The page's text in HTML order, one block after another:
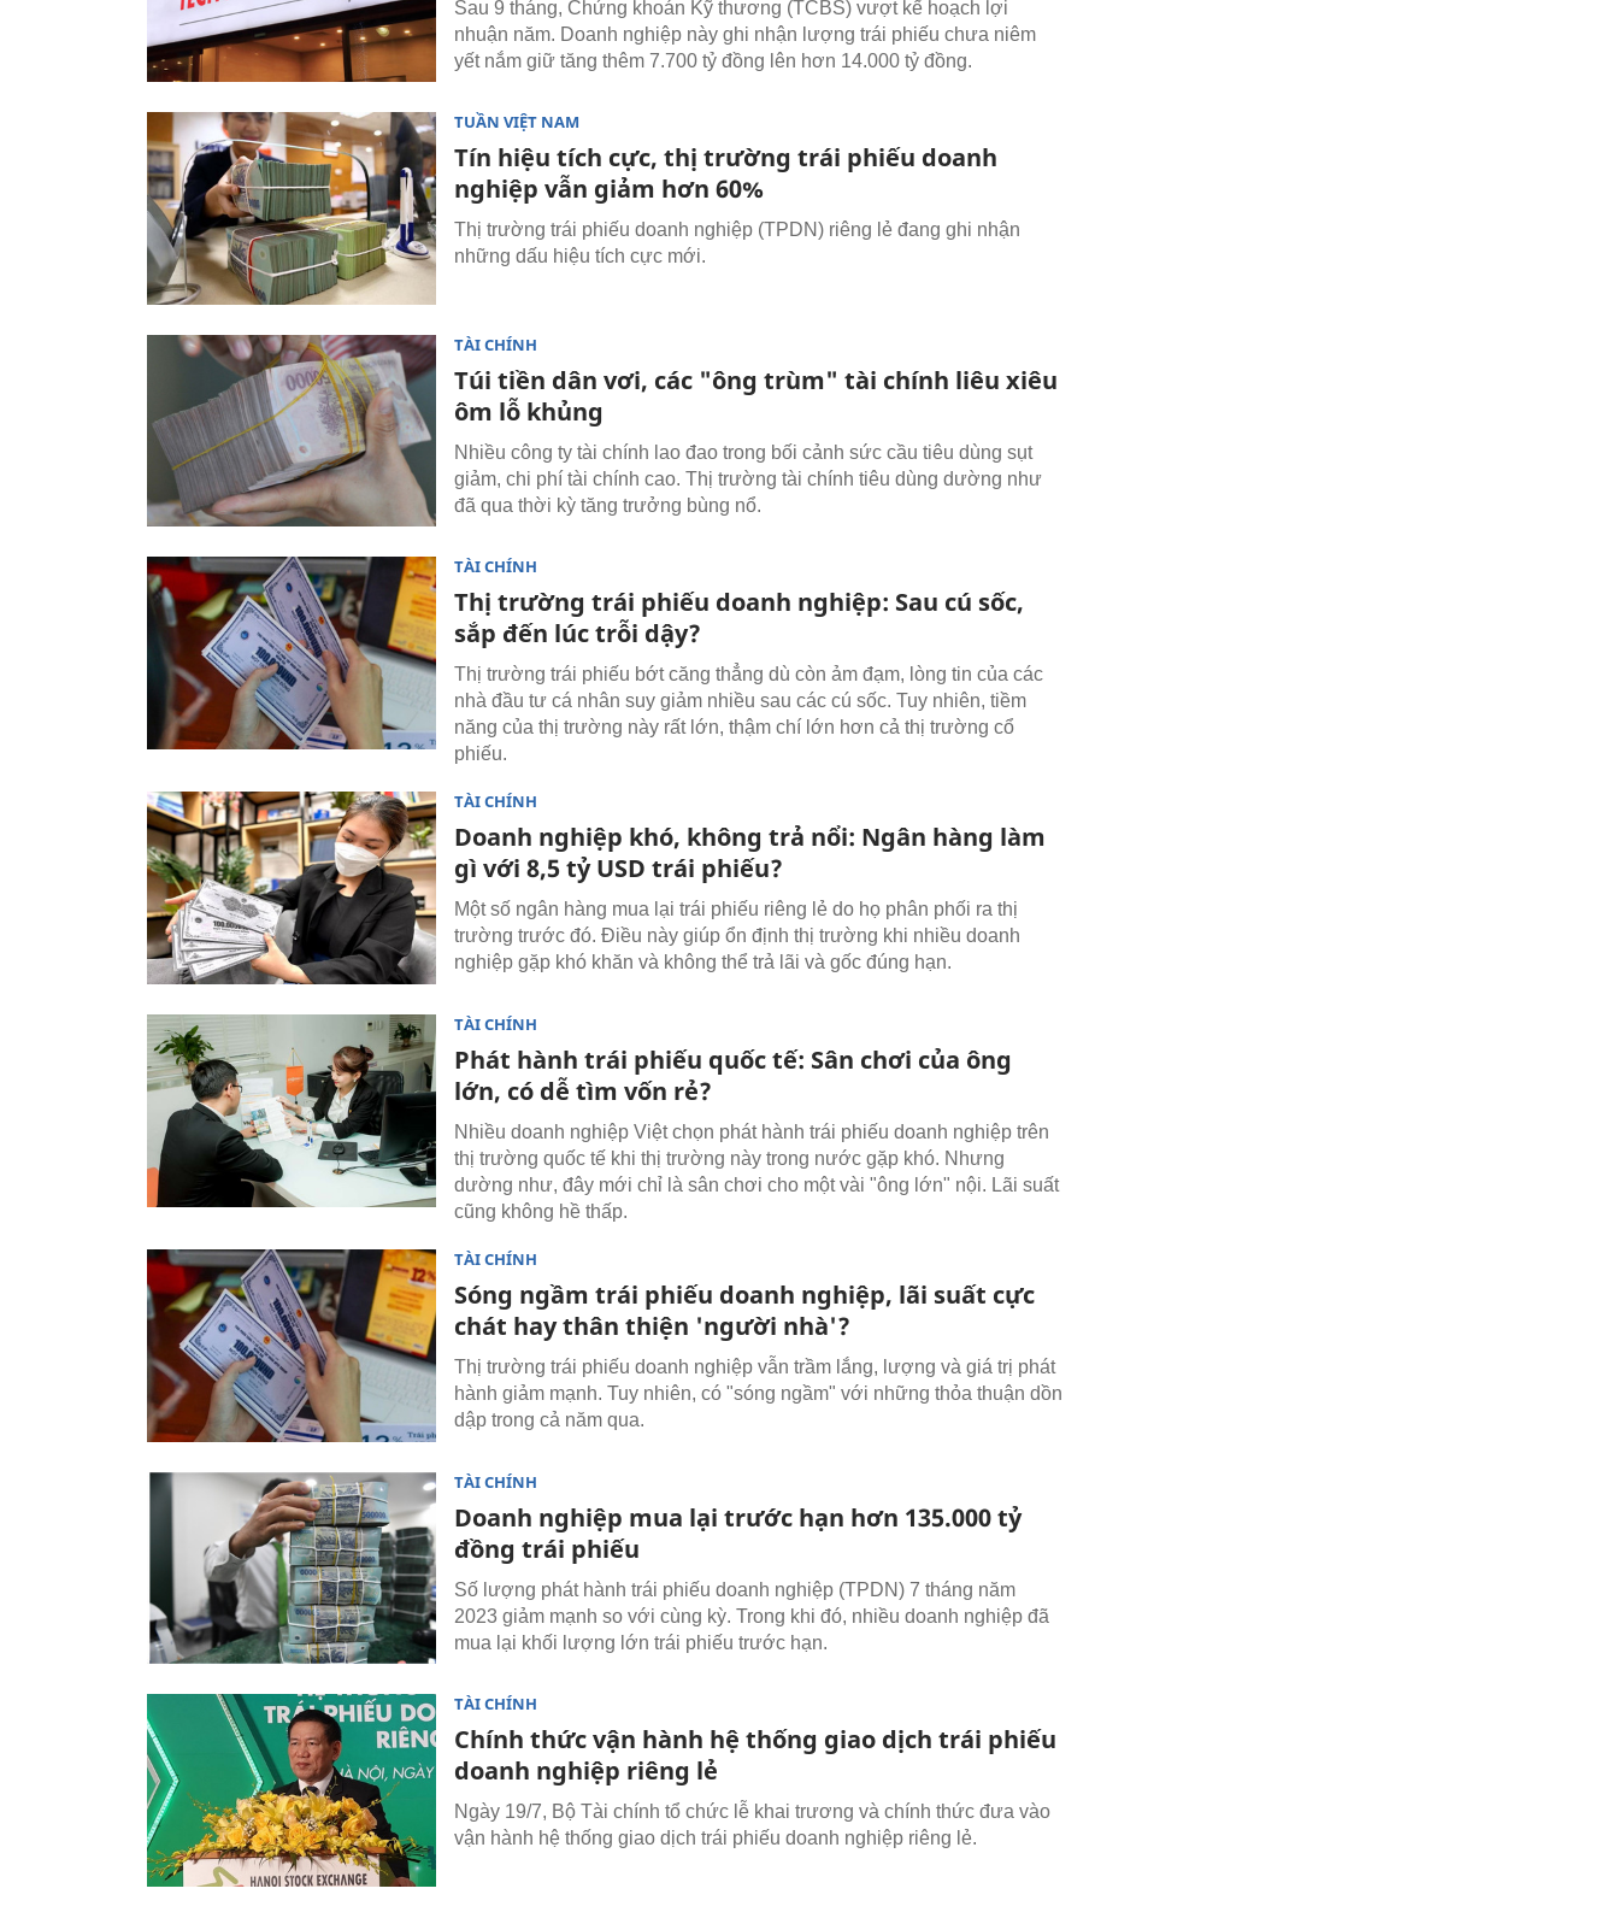
Sau 9 tháng, Chứng khoán Kỹ thương (TCBS) vượt kế hoạch lợi
nhuận năm. Doanh nghiệp này ghi nhận lượng trái phiếu chưa niêm
yết nắm giữ tăng thêm 7.700 tỷ đồng lên hơn 14.000 tỷ đồng.
TUẦN VIỆT NAM
Tín hiệu tích cực, thị trường trái phiếu doanh
nghiệp vẫn giảm hơn 60%
Thị trường trái phiếu doanh nghiệp (TPDN) riêng lẻ đang ghi nhận
những dấu hiệu tích cực mới.
TÀI CHÍNH
Túi tiền dân vơi, các "ông trùm" tài chính liêu xiêu
ôm lỗ khủng
Nhiều công ty tài chính lao đao trong bối cảnh sức cầu tiêu dùng sụt
giảm, chi phí tài chính cao. Thị trường tài chính tiêu dùng dường như
đã qua thời kỳ tăng trưởng bùng nổ.
TÀI CHÍNH
Thị trường trái phiếu doanh nghiệp: Sau cú sốc,
sắp đến lúc trỗi dậy?
Thị trường trái phiếu bớt căng thẳng dù còn ảm đạm, lòng tin của các
nhà đầu tư cá nhân suy giảm nhiều sau các cú sốc. Tuy nhiên, tiềm
năng của thị trường này rất lớn, thậm chí lớn hơn cả thị trường cổ
phiếu.
TÀI CHÍNH
Doanh nghiệp khó, không trả nổi: Ngân hàng làm
gì với 8,5 tỷ USD trái phiếu?
Một số ngân hàng mua lại trái phiếu riêng lẻ do họ phân phối ra thị
trường trước đó. Điều này giúp ổn định thị trường khi nhiều doanh
nghiệp gặp khó khăn và không thể trả lãi và gốc đúng hạn.
TÀI CHÍNH
Phát hành trái phiếu quốc tế: Sân chơi của ông
lớn, có dễ tìm vốn rẻ?
Nhiều doanh nghiệp Việt chọn phát hành trái phiếu doanh nghiệp trên
thị trường quốc tế khi thị trường này trong nước gặp khó. Nhưng
dường như, đây mới chỉ là sân chơi cho một vài "ông lớn" nội. Lãi suất
cũng không hề thấp.
TÀI CHÍNH
Sóng ngầm trái phiếu doanh nghiệp, lãi suất cực
chát hay thân thiện 'người nhà'?
Thị trường trái phiếu doanh nghiệp vẫn trầm lắng, lượng và giá trị phát
hành giảm mạnh. Tuy nhiên, có "sóng ngầm" với những thỏa thuận dồn
dập trong cả năm qua.
TÀI CHÍNH
Doanh nghiệp mua lại trước hạn hơn 135.000 tỷ
đồng trái phiếu
Số lượng phát hành trái phiếu doanh nghiệp (TPDN) 7 tháng năm
2023 giảm mạnh so với cùng kỳ. Trong khi đó, nhiều doanh nghiệp đã
mua lại khối lượng lớn trái phiếu trước hạn.
TÀI CHÍNH
Chính thức vận hành hệ thống giao dịch trái phiếu
doanh nghiệp riêng lẻ
Ngày 19/7, Bộ Tài chính tổ chức lễ khai trương và chính thức đưa vào
vận hành hệ thống giao dịch trái phiếu doanh nghiệp riêng lẻ.